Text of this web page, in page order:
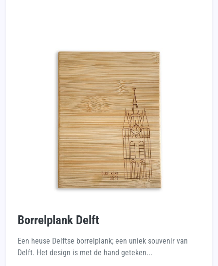
Borrelplank Delft
Een heuse Delftse borrelplank; een uniek souvenir van
Delft. Het design is met de hand geteken...